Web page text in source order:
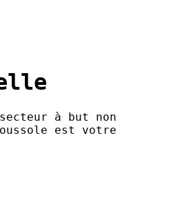
à but non
est votre